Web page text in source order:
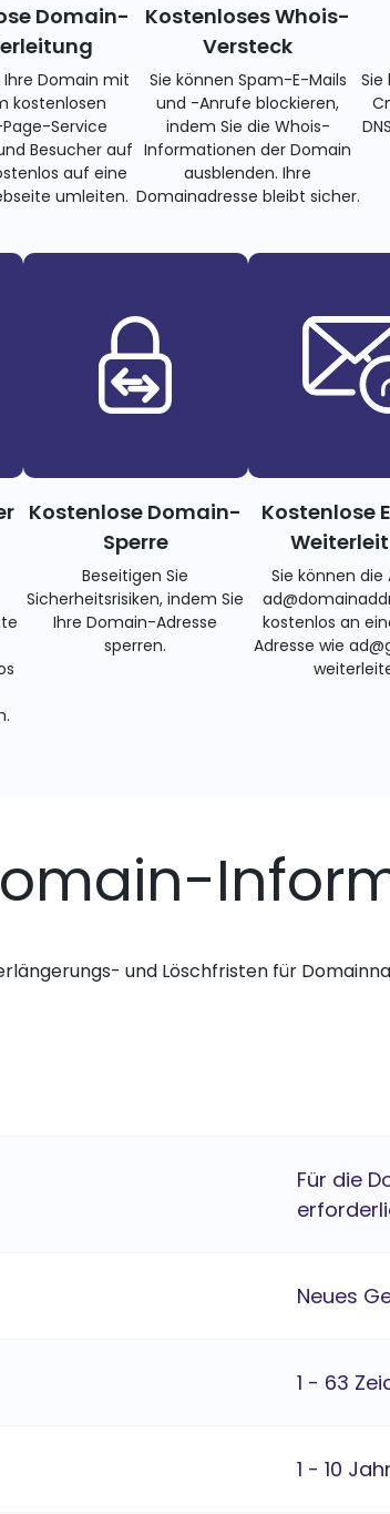
Domain-
Ihre Domain mit
kostenlosen
Service
Besucher auf
auf eine
umleiten.
Kostenloses Whois-
Versteck
Sie können Spam-E-Mails
und -Anrufe blockieren,
indem Sie die Whois-
Informationen der Domain
ausblenden. Ihre
Domainadresse bleibt sicher.
Sie
Kostenlose Domain-
Sperre
Beseitigen Sie
Sicherheitsrisiken, indem Sie
Ihre Domain-Adresse
sperren.
Kostenlose
Sie können die
kostenlos an
Adresse wie
und Löschfristen für
Für die
Neues
1 - 63
1 - 10 Jahr